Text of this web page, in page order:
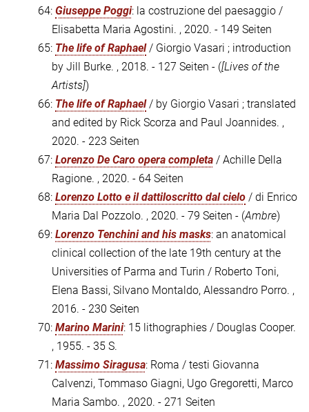
64: Giuseppe Poggi: la costruzione del paesaggio /
Elisabetta Maria Agostini. , 2020. - 149 Seiten
65: The life of Raphael/ Giorgio Vasari ; introduction
by Jill Burke. , 2018. - 127 Seiten - ([Lives of the
Artists])
66: The life of Raphael/ by Giorgio Vasari ; translated
and edited by Rick Scorza and Paul Joannides. ,
2020. - 223 Seiten
67: Lorenzo De Caro opera completa / Achille Della
Ragione. , 2020. - 64 Seiten
68: Lorenzo Lotto e il dattiloscritto dal cielo / di Enrico
Maria Dal Pozzolo. , 2020. - 79 Seiten - (Ambre)
69: Lorenzo Tenchini and his masks: an anatomical
clinical collection of the late 19th century at the
Universities of Parma and Turin / Roberto Toni,
Elena Bassi, Silvano Montaldo, Alessandro Porro. ,
2016. - 230 Seiten
70: Marino Marini: 15 lithographies / Douglas Cooper.
, 1955. - 35 S.
71: Massimo Siragusa: Roma / testi Giovanna
Calvenzi, Tommaso Giagni, Ugo Gregoretti, Marco
Maria Sambo. , 2020. - 271 Seiten